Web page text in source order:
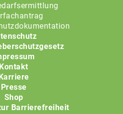
Kontakt
Presse
Shop
Barrierefreiheit